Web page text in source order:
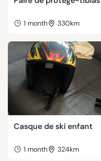
1 month 330km
Casque de ski enfant
1 month 324km